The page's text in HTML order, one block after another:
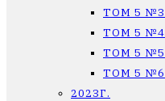
ТОМ 5 №3
ТОМ 5 №4
ТОМ 5 №5
ТОМ 5 №6
2023Г.